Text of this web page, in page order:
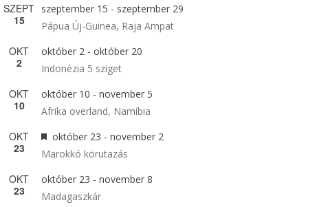
SZEPT
15
szeptember 15 - szeptember 29
Pápua Új-Guinea, Raja Ampat
OKT
2
október 2 - október 20
Indonézia 5 sziget
OKT
10
október 10 - november 5
Afrika overland, Namíbia
OKT
23
Kiemelt
október 23 - november 2
Marokkó körutazás
OKT
23
október 23 - november 8
Madagaszkár